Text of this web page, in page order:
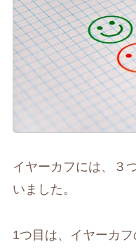
イヤーカフには、３
いました。
1つ目は、イヤーカ